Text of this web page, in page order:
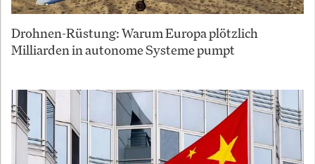
Drohnen-Rüstung: Warum Europa plötzlich
Milliarden in autonome Systeme pumpt